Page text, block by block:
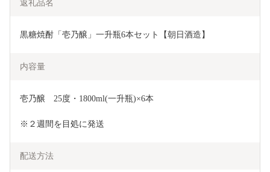
返礼品名
黒糖焼酎「壱乃醸」一升瓶6本セット【朝日酒造】
内容量
壱乃醸　25度・1800ml(一升瓶)×6本
※２週間を目処に発送
配送方法